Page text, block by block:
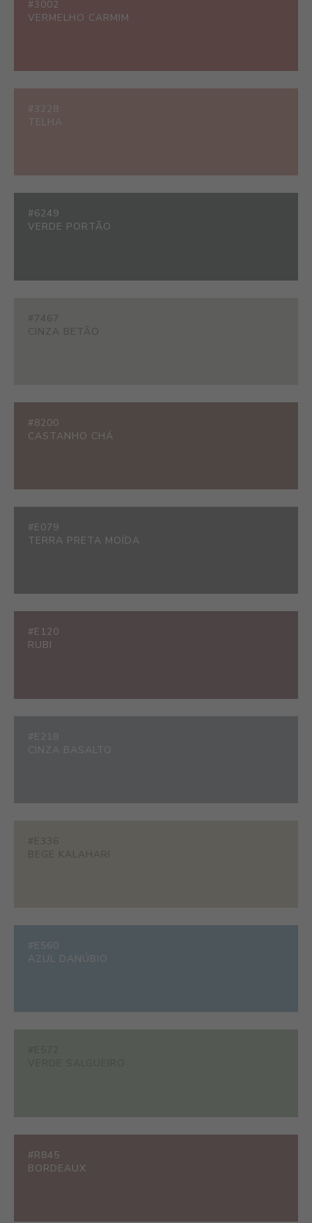
#3002
VERMELHO CARMIM
#3228
TELHA
#6249
VERDE PORTÃO
#7467
CINZA BETÃO
#8200
CASTANHO CHÁ
#E079
TERRA PRETA MOÍDA
#E120
RUBI
#E218
CINZA BASALTO
#E336
BEGE KALAHARI
#E560
AZUL DANÚBIO
#R845
BORDEAUX